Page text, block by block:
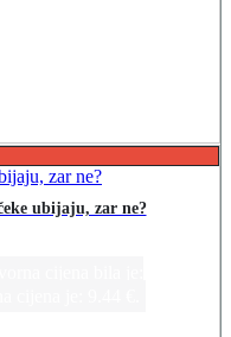
ubijaju, zar ne?